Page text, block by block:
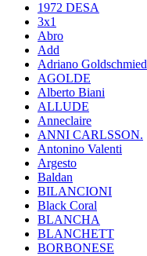
1972 DESA
3x1
Abro
Add
Adriano Goldschmied
AGOLDE
Alberto Biani
ALLUDE
Anneclaire
ANNI CARLSSON.
Antonino Valenti
Argesto
Baldan
BILANCIONI
Black Coral
BLANCHA
BLANCHETT
BORBONESE